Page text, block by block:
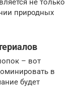
не только
природных
– вот
в
будет